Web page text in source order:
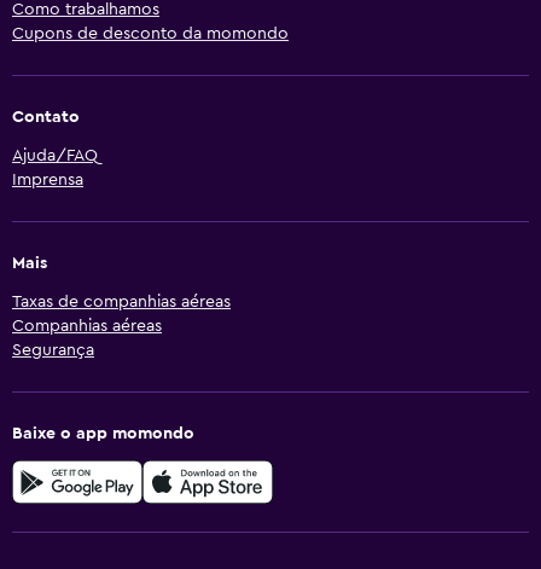
Como trabalhamos
Cupons de desconto da momondo
Contato
Ajuda/FAQ
Imprensa
Mais
Taxas de companhias aéreas
Companhias aéreas
Segurança
Baixe o app momondo